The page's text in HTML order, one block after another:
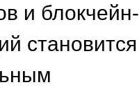
и блокчейн-
становится